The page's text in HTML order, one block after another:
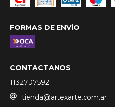
FORMAS DE ENVÍO
CONTACTANOS
1132707592
tienda@artexarte.com.ar